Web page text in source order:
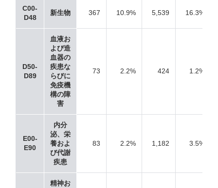
C00-
D48
新生物 367 10.9% 5,539 16.3%
D50-
D89
血液お
よび造
血器の
疾患な
らびに
免疫機
構の障
害
73 2.2% 424 1.2%
E00-
E90
内分
泌、栄
養およ
び代謝
疾患
83 2.2% 1,182 3.5%
精神お